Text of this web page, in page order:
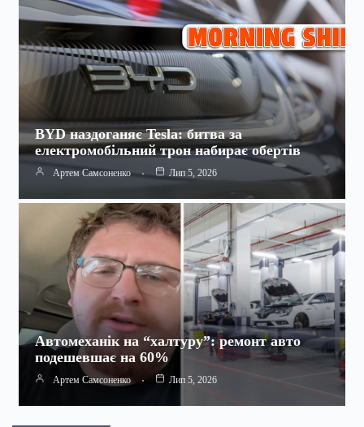
BYD наздоганяє Tesla: битва за
електромобільний трон набирає обертів
Артем Самсоненко Лип 5, 2026
Автомеханік на “халтуру”: ремонт авто
подешевшає на 60%
Артем Самсоненко Лип 5, 2026